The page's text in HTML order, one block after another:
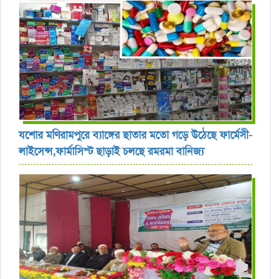
যশোর ‎মণিরামপুরে ব্যাঙ্গের ছাতার মতো গড়ে উঠেছে ফার্মেসী-
লাইসেন্স,ফার্মাসিস্ট ছাড়াই চলছে রমরমা বানিজ্য ‎